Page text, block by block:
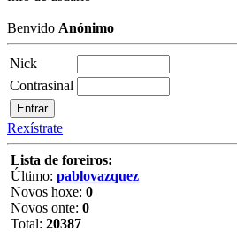
Benvido Anónimo
Nick
Contrasinal
Rexístrate
Lista de foreiros:
Último: pablovazquez
Novos hoxe: 0
Novos onte: 0
Total: 20387